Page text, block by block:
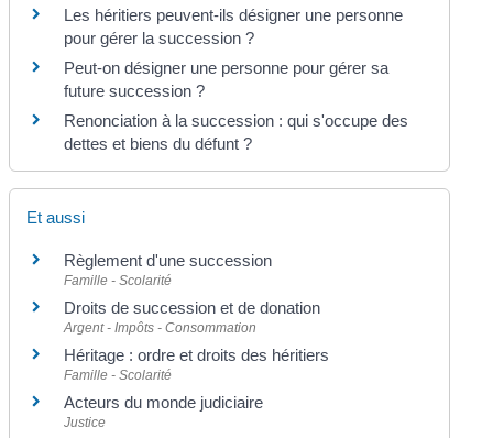
Les héritiers peuvent-ils désigner une personne
pour gérer la succession ?
Peut-on désigner une personne pour gérer sa
future succession ?
Renonciation à la succession : qui s'occupe des
dettes et biens du défunt ?
Et aussi
Règlement d'une succession
Famille - Scolarité
Droits de succession et de donation
Argent - Impôts - Consommation
Héritage : ordre et droits des héritiers
Famille - Scolarité
Acteurs du monde judiciaire
Justice